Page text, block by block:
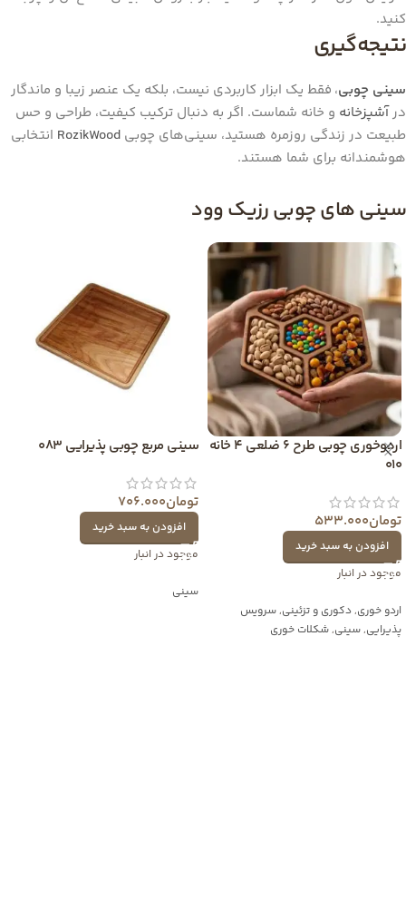
کنید.
نتیجه‌گیری
سینی چوبی، فقط یک ابزار کاربردی نیست، بلکه یک عنصر زیبا و ماندگار
درآشپزخانه و خانه شماست. اگر به دنبال ترکیب کیفیت، طراحی و حس
طبیعت در زندگی روزمره هستید، سینی‌های چوبی RozikWood انتخابی
هوشمندانه برای شما هستند.
سینی های چوبی رزیک وود
اردوخوری چوبی طرح 6 ضلعی 4 خانه
010
تومان533.000
افزودن به سبد خرید
موجود در انبار
اردو خوری,دکوری و تزئینی,سرویس
پذیرایی,سینی,شکلات خوری
سینی مربع چوبی پذیرایی 083
تومان706.000
افزودن به سبد خرید
موجود در انبار
سینی